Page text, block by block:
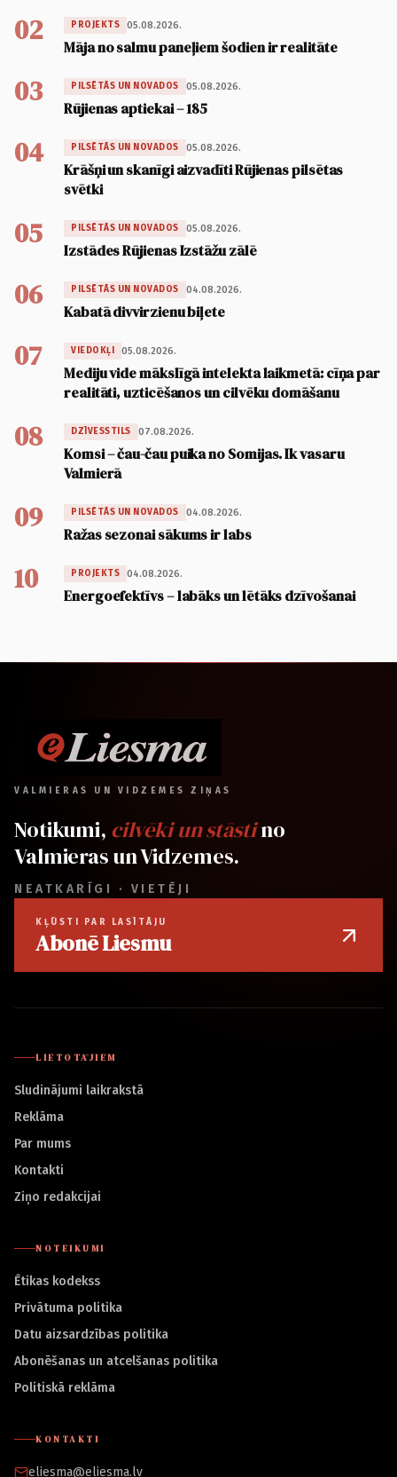
02 PROJEKTS 05.08.2026.
Māja no salmu paneļiem šodien ir realitāte
03 PILSĒTĀS UN NOVADOS 05.08.2026.
Rūjienas aptiekai – 185
04 PILSĒTĀS UN NOVADOS 05.08.2026.
Krāšņi un skanīgi aizvadīti Rūjienas pilsētas
svētki
05 PILSĒTĀS UN NOVADOS 05.08.2026.
Izstādes Rūjienas Izstāžu zālē
06 PILSĒTĀS UN NOVADOS 04.08.2026.
Kabatā divvirzienu biļete
07 VIEDOKĻI 05.08.2026.
Mediju vide mākslīgā intelekta laikmetā: cīņa par
realitāti, uzticēšanos un cilvēku domāšanu
08 DZĪVESSTILS 07.08.2026.
Komsi – čau-čau puika no Somijas. Ik vasaru
Valmierā
09 PILSĒTĀS UN NOVADOS 04.08.2026.
Ražas sezonai sākums ir labs
10 PROJEKTS 04.08.2026.
Energoefektīvs – labāks un lētāks dzīvošanai
VALMIERAS UN VIDZEMES ZIŅAS
Notikumi, cilvēki un stāstino
Valmieras un Vidzemes.
NEATKARĪGI · VIETĒJI
KĻŪSTI PAR LASĪTĀJU
Abonē Liesmu
LIETOTĀJIEM
Sludinājumi laikrakstā
Reklāma
Par mums
Kontakti
Ziņo redakcijai
NOTEIKUMI
Ētikas kodekss
Privātuma politika
Datu aizsardzības politika
Abonēšanas un atcelšanas politika
Politiskā reklāma
KONTAKTI
eliesma@eliesma.lv